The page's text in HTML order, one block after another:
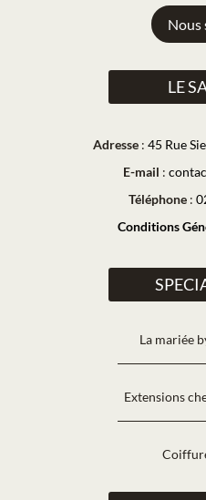
Nous
LE
Adresse: 45 Rue
E-mail :
Téléphone:
Conditions
La mariée
Extensions